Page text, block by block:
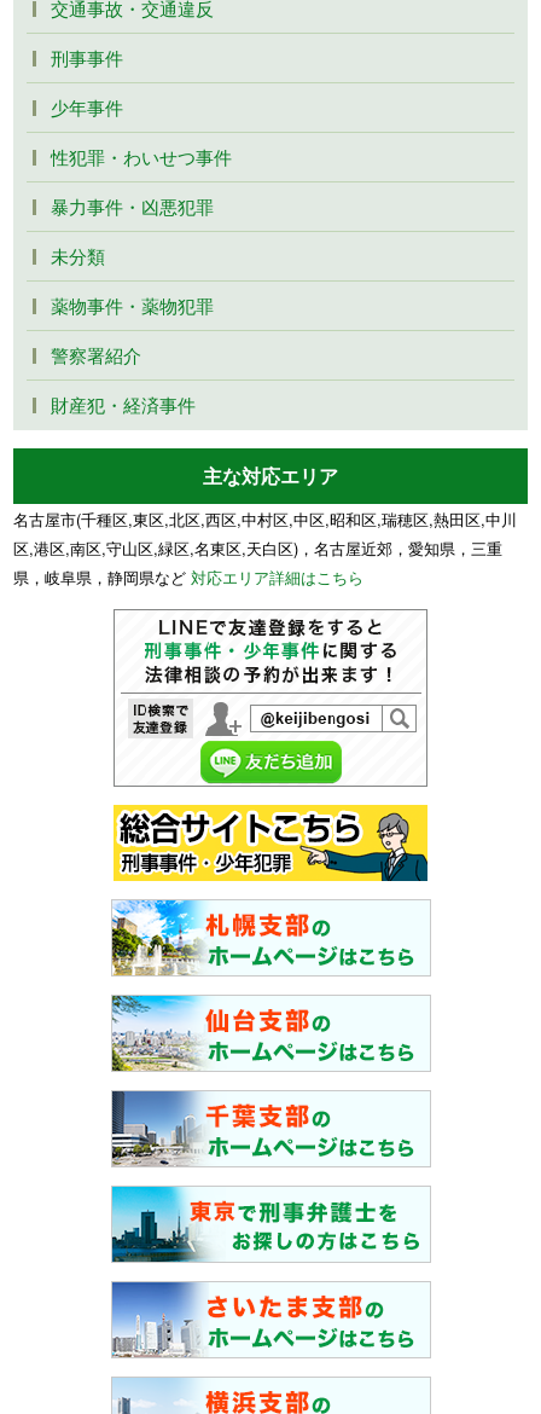
交通事故・交通違反
刑事事件
少年事件
性犯罪・わいせつ事件
暴力事件・凶悪犯罪
未分類
薬物事件・薬物犯罪
警察署紹介
財産犯・経済事件
主な対応エリア
名古屋市(千種区,東区,北区,西区,中村区,中区,昭和区,瑞穂区,熱田区,中川
区,港区,南区,守山区,緑区,名東区,天白区)，名古屋近郊，愛知県，三重
県，岐阜県，静岡県など対応エリア詳細はこちら